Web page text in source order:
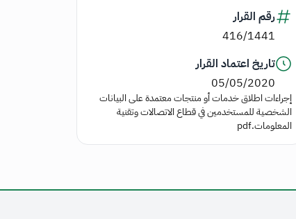
رقم القرار
416/1441
تاريخ اعتماد القرار
05/05/2020
إجراءات اطلاق خدمات أو منتجات معتمدة على البيانات
الشخصية للمستخدمين في قطاع الاتصالات وتقنية
المعلومات.pdf